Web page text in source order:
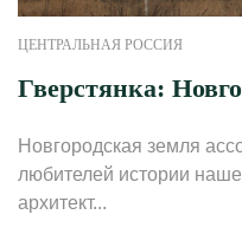
ЦЕНТРАЛЬНАЯ РОССИЯ
Гверстянка:
Новгородская земля
любителей истории
архитект...